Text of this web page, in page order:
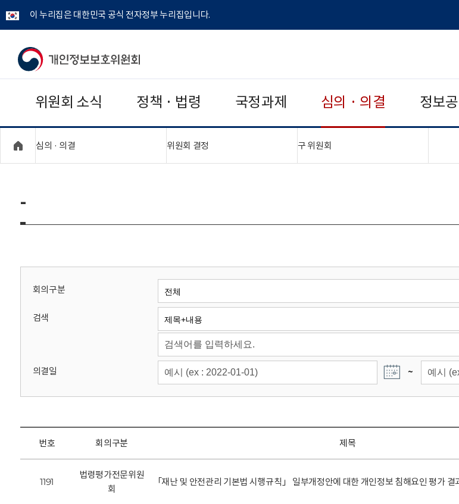
이 누리집은 대한민국 공식 전자정부 누리집입니다.
개
보
보
위
회
위원회 소식 정책 · 법령 국정과제 심의 · 의결 정보
심의 · 의결 위원회 결정 구 위원회
-
회의구분
검색
의결일 ~
번호 회의구분 제목
1191
법령평가전문위원
회
「재난 및 안전관리 기본법 시행규칙」 일부개정안에 대한 개인정보 침해요인 평가 결